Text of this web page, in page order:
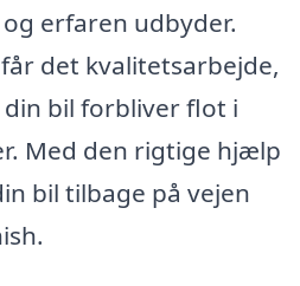
erfaren udbyder.
det kvalitetsarbejde,
bil forbliver flot i
Med den rigtige hjælp
bil tilbage på vejen